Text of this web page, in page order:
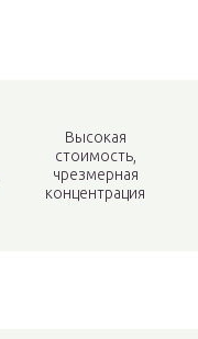
Высокая
стоимость,
чрезмерная
концентрация